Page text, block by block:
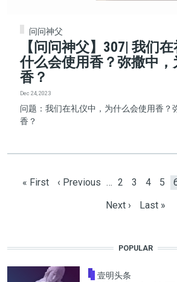
问问神父
【问问神父】307| 我们
什么会使用香？弥撒中
香？
Dec 24, 2023
问题：我们在礼仪中，为什么会使用香？
香？
First page
« First Previous page
‹ Previous … Page
2 Page
3 Page
4 5
Next page
Next › Last page
Last »
POPULAR
壹明头条